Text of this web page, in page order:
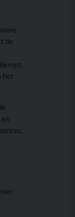
de
het